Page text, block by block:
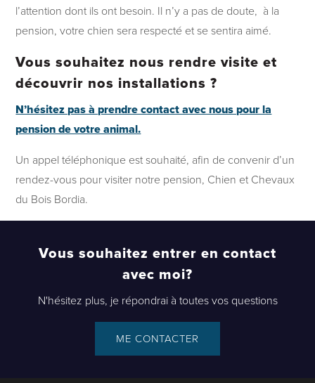
l’attention dont ils ont besoin. Il n’y a pas de doute, à la
pension, votre chien sera respecté et se sentira aimé.
Vous souhaitez nous rendre visite et
découvrir nos installations ?
N’hésitez pas à prendre contact avec nous pour la
pension de votre animal.
Un appel téléphonique est souhaité, afin de convenir d’un
rendez-vous pour visiter notre pension, Chien et Chevaux
du Bois Bordia.
Vous souhaitez entrer en contact
avec moi?
N'hésitez plus, je répondrai à toutes vos questions
ME CONTACTER